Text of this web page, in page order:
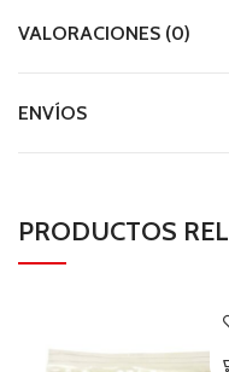
VALORACIONES (0)
ENVÍOS
PRODUCTOS